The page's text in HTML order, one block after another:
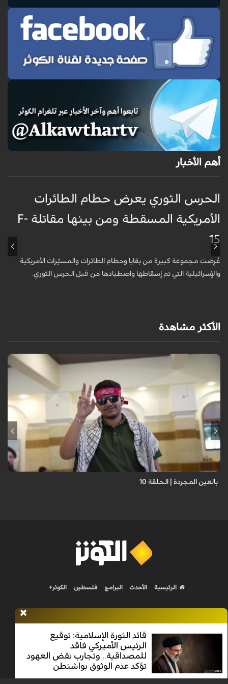
أهم الأخبار
الحرس الثوري يعرض حطام الطائرات
الأمريكية المسقطة ومن بينها مقاتلة F-
15
عُرِضت مجموعة كبيرة من بقايا وحطام الطائرات والمسيّرات الأمريكية
والإسرائيلية التي تم إسقاطها واصطيادها من قبل الحرس الثوري.
الأكثر مشاهدة
برنامج "بالعين المجردة" هو توثيق إنسانيٌّ شجاعٌ للحياة تحت وطأة الحرب،
حيث نستمع فيه إلى شهاداتٍ حيّةٍ لأشخاص عايشوا التفجيرات والدمار، فنرى
بعيونهم ت...
بالعين المجردة | الحلقة 10
قائد الثورة الإسلامية: توقيع
الرئيس الأميركي فاقد
للمصداقية.. وتجارب نقض العهود
تؤكد عدم الوثوق بواشنطن
الرئيسية الأحدث البرامج فلسطين الكوثر+
Nilesat 11900 V | Badr 8 11747 V | Badr5 12284 V